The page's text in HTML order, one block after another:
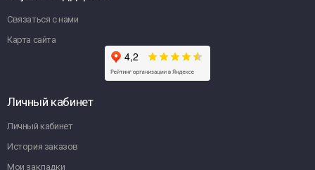
Связаться с нами
Карта сайта
Личный кабинет
Личный кабинет
История заказов
Мои закладки